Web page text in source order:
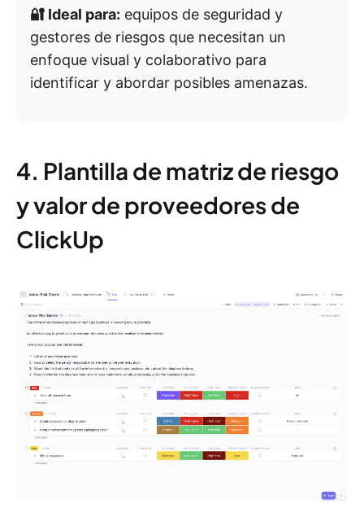
🔐 Ideal para: equipos de seguridad y
gestores de riesgos que necesitan un
enfoque visual y colaborativo para
identificar y abordar posibles amenazas.
4. Plantilla de matriz de riesgo
y valor de proveedores de
ClickUp